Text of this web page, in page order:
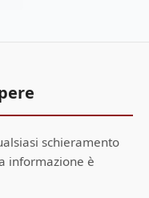
schieramento
informazione è